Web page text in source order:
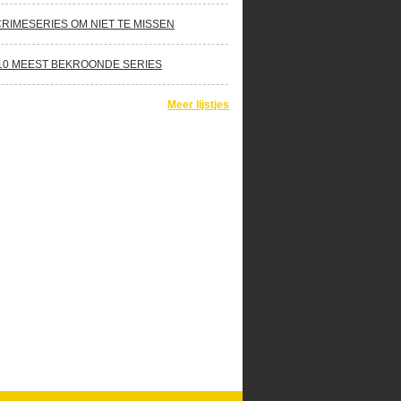
OM NIET TE MISSEN
MEEST BEKROONDE SERIES
Meer lijstjes